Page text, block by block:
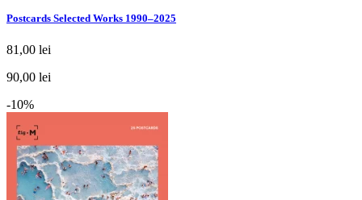
Postcards Selected Works 1990–2025
81,00 lei
90,00 lei
-10%